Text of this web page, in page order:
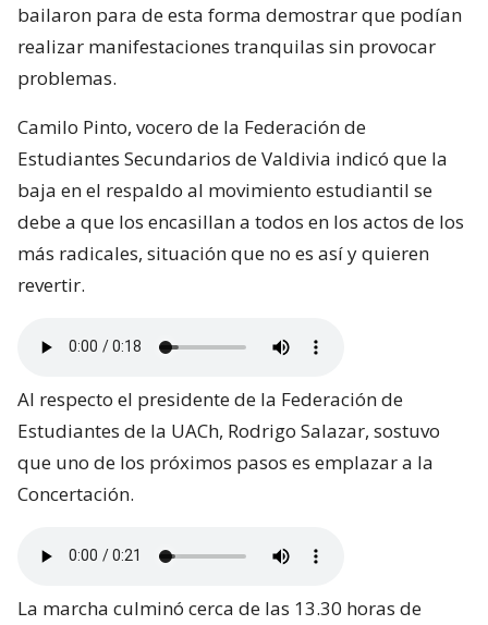
bailaron para de esta forma demostrar que podían
realizar manifestaciones tranquilas sin provocar
problemas.
Camilo Pinto, vocero de la Federación de
Estudiantes Secundarios de Valdivia indicó que la
baja en el respaldo al movimiento estudiantil se
debe a que los encasillan a todos en los actos de los
más radicales, situación que no es así y quieren
revertir.
Al respecto el presidente de la Federación de
Estudiantes de la UACh, Rodrigo Salazar, sostuvo
que uno de los próximos pasos es emplazar a la
Concertación.
La marcha culminó cerca de las 13.30 horas de